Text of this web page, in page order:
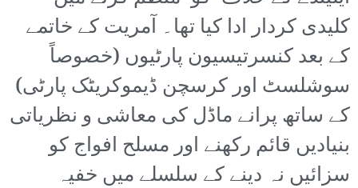
کلیدی کردار ادا کیا تھا۔ آمریت کے خاتمے
کے بعد کنسرتیسیون پارٹیوں (خصوصاً
سوشلسٹ اور کرسچن ڈیموکریٹک پارٹی)
کے ساتھ پرانے ماڈل کی معاشی و نظریاتی
بنیادیں قائم رکھنے اور مسلح افواج کو
سزائیں نہ دینے کے سلسلے میں خفیہ